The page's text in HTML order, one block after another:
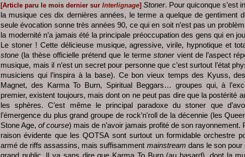
[Article paru le mois dernier sur Interlignage] Stoner. Pour quiconque s’est
la musique ces dix dernières années, le terme a quelque de gentiment
seule évocation sonne très années 90, ce qui en soit n’est pas un
la modernité n’a jamais été la principale préoccupation des gens qui en
Le stoner ! Cette délicieuse musique, agressive, virile, hypnotique et
stone (la thèse officielle prétend que le termestonervient de l’aspect
musique, mais il n’est un secret pour personne que c’est surtout l’état
musiciens qui l’inspira à la base). Ce bon vieux temps des Kyuss,
Magnet, des Karma To Burn, Spiritual Beggars… groupes qui, à
premier, existent toujours, mais dont on ne peut pas dire que la postérité
les sphères. C’est même le principal paradoxe du stoner que
l’émergence du plus grand groupe de rock’n'roll de la décennie (les
Stone Age, of course) mais de n’avoir jamais profité de son rayonnement.
raison évidente que les QOTSA sont surtout un formidable orchestre
armé de riffs assassins, mais suffisamment mainstream dans le son pour
grand public. Il va sans dire que Karma To Burn (au hasard), dont la